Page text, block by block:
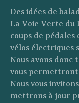
Des idées de
La Voie Verte du
coups de
vélos électriques
Nous avons donc
vous permettront
Nous vous
mettrons à jour